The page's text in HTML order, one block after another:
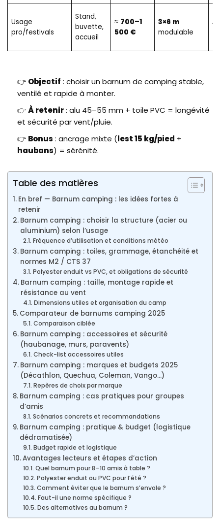
Usage
pro/festivals
Stand,
buvette,
accueil
≈ 700–1
500 €
3×6 m
modulable
👉 Objectif : choisir un barnum de camping stable,
ventilé et rapide à monter.
👉À retenir: alu 45–55 mm + toile PVC = longévité
et sécurité par vent/pluie.
👉 Bonus : ancrage mixte (lest 15 kg/pied +
haubans) = sérénité.
Table des matières
En bref — Barnum camping : les idées fortes à
retenir
Barnum camping : choisir la structure (acier ou
aluminium) selon l’usage
Fréquence d’utilisation et conditions météo
Barnum camping : toiles, grammage, étanchéité et
normes M2 / CTS 37
Polyester enduit vs PVC, et obligations de sécurité
Barnum camping : taille, montage rapide et
résistance au vent
Dimensions utiles et organisation du camp
Comparateur de barnums camping 2025
Comparaison ciblée
Barnum camping : accessoires et sécurité
(haubanage, murs, paravents)
Check-list accessoires utiles
Barnum camping : marques et budgets 2025
(Décathlon, Quechua, Coleman, Vango…)
Repères de choix par marque
Barnum camping : cas pratiques pour groupes
d’amis
Scénarios concrets et recommandations
Barnum camping : pratique & budget (logistique
dédramatisée)
Budget rapide et logistique
Avantages lecteurs et étapes d’action
Quel barnum pour 8–10 amis à table ?
Polyester enduit ou PVC pour l’été ?
Comment éviter que le barnum s’envole ?
Faut-il une norme spécifique ?
Des alternatives au barnum ?